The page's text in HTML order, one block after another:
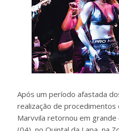
Após um período afastada
realização de procedimentos
Marvvila retornou em